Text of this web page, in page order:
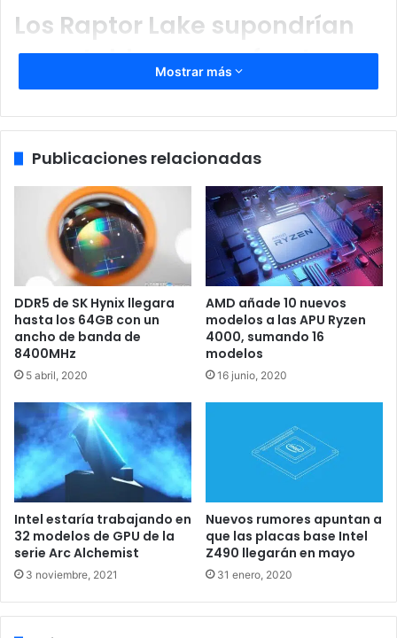
Los Raptor Lake supondrían
un notable avance frente a
Alder Lake
El procesador Raptor Lake-S ‘U3E1’ de Intel sometido a la
prueba de referencia contaba con 24 núcleos y podía
un reloj base de 2,4 GHz y un reloj turbo de 4,6 GHz. Esto
corrobora las filtraciones anteriores y los resultados de
los benchmarks que indican que los chips de escritorio de
próxima generación de Intel integrarán ocho núcleos de
rendimiento con SMT de 2 vías, así como 16 núcleos de
eficiencia para las tareas de bajo peso.
El sistema también parece estar equipado con la tarjeta
gráfica Intel Arc Alchemist A770. Pero se ha visto que sólo
posible que se cree que la GPU se ha detectado
incorrectamente.
Mostrar más
Publicaciones relacionadas
DDR5 de SK Hynix llegara
hasta los 64GB con un
ancho de banda de
8400MHz
5 abril, 2020
AMD añade 10 nuevos
modelos a las APU Ryzen
4000, sumando 16
modelos
16 junio, 2020
Intel estaría trabajando en
32 modelos de GPU de la
serie Arc Alchemist
3 noviembre, 2021
Nuevos rumores apuntan a
que las placas base Intel
Z490 llegarán en mayo
31 enero, 2020